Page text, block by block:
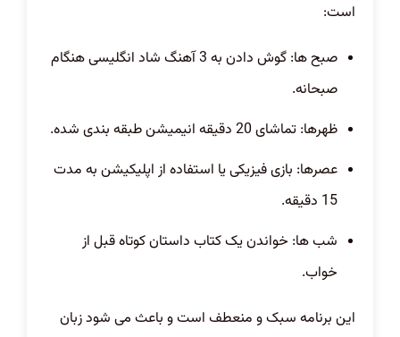
است:
صبح ها: گوش دادن به 3 آهنگ شاد انگلیسی هنگام
صبحانه.
ظهرها: تماشای 20 دقیقه انیمیشن طبقه بندی شده.
عصرها: بازی فیزیکی یا استفاده از اپلیکیشن به مدت
15 دقیقه.
شب ها: خواندن یک کتاب داستان کوتاه قبل از
خواب.
این برنامه سبک و منعطف است و باعث می شود زبان